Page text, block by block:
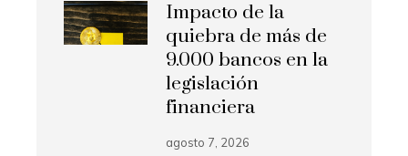
Impacto de la
quiebra de más de
9.000 bancos en la
legislación
financiera
agosto 7, 2026